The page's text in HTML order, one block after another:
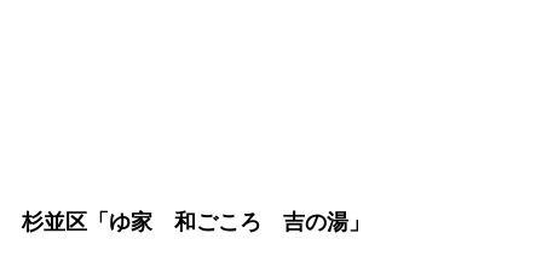
杉並区「ゆ家 和ごころ 吉の湯」